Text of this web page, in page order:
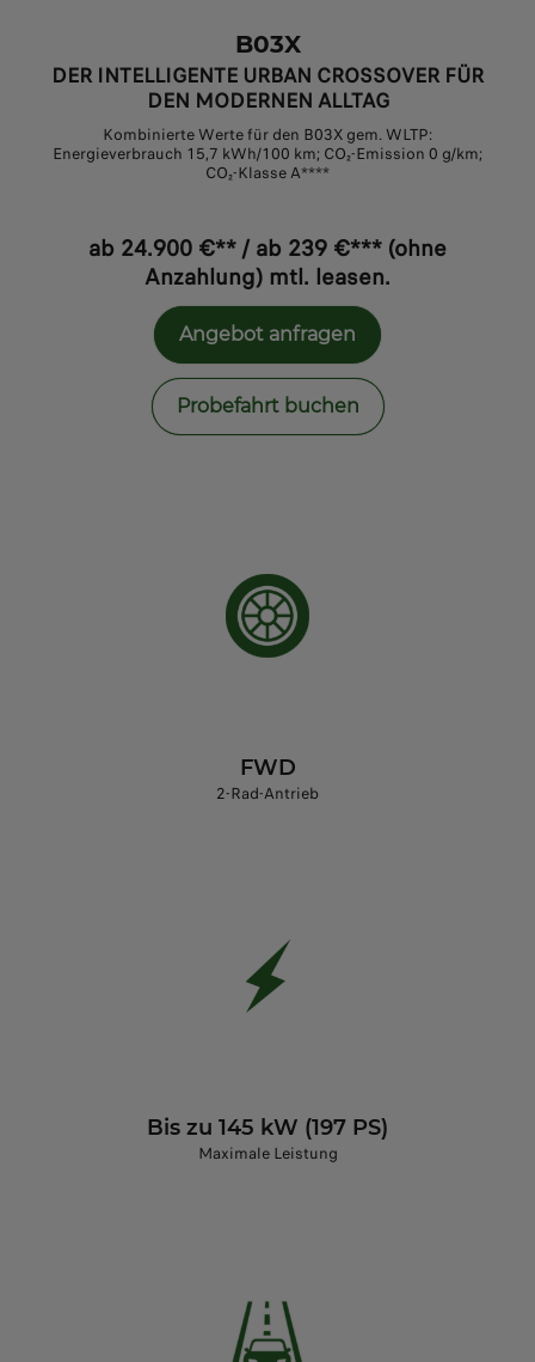
B03X
DER INTELLIGENTE URBAN CROSSOVER FÜR
DEN MODERNEN ALLTAG
Kombinierte Werte für den B03X gem. WLTP:
Energieverbrauch 15,7 kWh/100 km; CO₂-Emission 0 g/km;
CO₂-Klasse A****
ab 24.900 €** / ab 239 €*** (ohne
Anzahlung) mtl. leasen.
Angebot anfragen
Probefahrt buchen
FWD
2-Rad-Antrieb
Bis zu 145 kW (197 PS)
Maximale Leistung